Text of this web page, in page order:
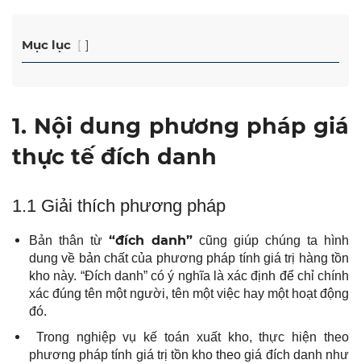
Mục lục
1. Nội dung phương pháp giá
thực tế đích danh
1.1 Giải thích phương pháp
Bản thân từ “đích danh” cũng giúp chúng ta hình
dung về bản chất của phương pháp tính giá trị hàng tồn
kho này. “Đích danh”có ý nghĩa là xác định để chỉ chính
xác đúng tên một người, tên một việc hay một hoạt động
đó.
Trong nghiệp vụ kế toán xuất kho, thực hiện theo
phương pháp tính giá trị tồn kho theo giá đích danh như